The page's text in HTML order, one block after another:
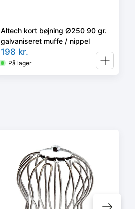
Altech kort bøjning Ø250 90 gr.
galvaniseret muffe / nippel
198 kr.
På lager